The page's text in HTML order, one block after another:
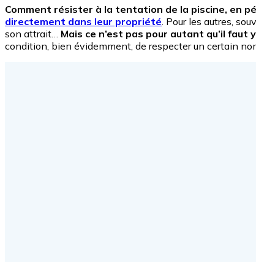
Comment résister à la tentation de la piscine, en
directement dans leur propriété . Pour les autres,
son attrait… Mais ce n’est pas pour autant qu’il faut
condition, bien évidemment, de respecter un certain